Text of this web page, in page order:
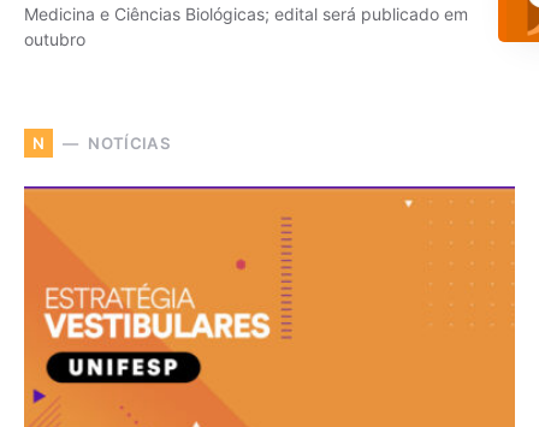
Medicina e Ciências Biológicas; edital será publicado em
outubro
N NOTÍCIAS